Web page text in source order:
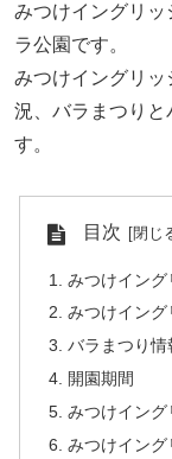
みつけイングリ
ラ公園です。
みつけイングリ
況、バラまつりと
す。
目次
みつけイング
みつけイン
バラまつり情
開園期間
みつけイング
みつけイング